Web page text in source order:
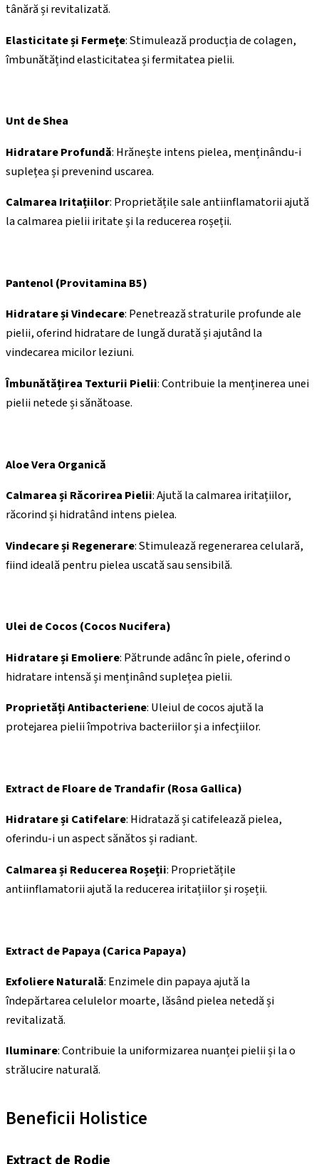
tânără și revitalizată.
Elasticitate și Fermețe: Stimulează producția de colagen,
îmbunătățind elasticitatea și fermitatea pielii.
Unt de Shea
Hidratare Profundă: Hrănește intens pielea, menținându-i
suplețea și prevenind uscarea.
Calmarea Iritațiilor: Proprietățile sale antiinflamatorii ajută
la calmarea pielii iritate și la reducerea roșeții.
Pantenol (Provitamina B5)
Hidratare și Vindecare: Penetrează straturile profunde ale
pielii, oferind hidratare de lungă durată și ajutând la
vindecarea micilor leziuni.
Îmbunătățirea Texturii Pielii: Contribuie la menținerea unei
pielii netede și sănătoase.
Aloe Vera Organică
Calmarea și Răcorirea Pielii: Ajută la calmarea iritațiilor,
răcorind și hidratând intens pielea.
Vindecare și Regenerare: Stimulează regenerarea celulară,
fiind ideală pentru pielea uscată sau sensibilă.
Ulei de Cocos (Cocos Nucifera)
Hidratare și Emoliere: Pătrunde adânc în piele, oferind o
hidratare intensă și menținând suplețea pielii.
Proprietăți Antibacteriene: Uleiul de cocos ajută la
protejarea pielii împotriva bacteriilor și a infecțiilor.
Extract de Floare de Trandafir (Rosa Gallica)
Hidratare și Catifelare: Hidratază și catifelează pielea,
oferindu-i un aspect sănătos și radiant.
Calmarea și Reducerea Roșeții: Proprietățile
antiinflamatorii ajută la reducerea iritațiilor și roșeții.
Extract de Papaya (Carica Papaya)
Exfoliere Naturală: Enzimele din papaya ajută la
îndepărtarea celulelor moarte, lăsând pielea netedă și
revitalizată.
Iluminare: Contribuie la uniformizarea nuanței pielii și la o
strălucire naturală.
Beneficii Holistice